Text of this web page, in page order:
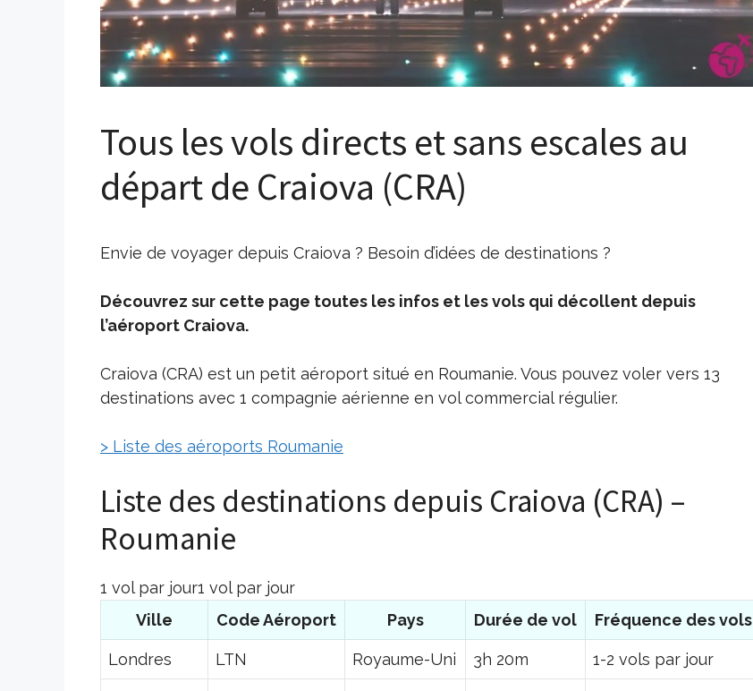
Tous les vols directs et sans escales au
départ de Craiova (CRA)
Envie de voyager depuis Craiova ? Besoin d’idées de destinations ?
Découvrez sur cette page toutes les infos et les vols qui décollent depuis
l’aéroport Craiova.
Craiova (CRA) est un petit aéroport situé en Roumanie. Vous pouvez voler vers 13
destinations avec 1 compagnie aérienne en vol commercial régulier.
> Liste des aéroports Roumanie
Liste des destinations depuis Craiova (CRA) –
Roumanie
1 vol par jour1 vol par jour
Ville
Code Aéroport Pays Durée de vol Fréquence des vols
Londres LTN Royaume-Uni 3h 20m 1-2 vols par jour